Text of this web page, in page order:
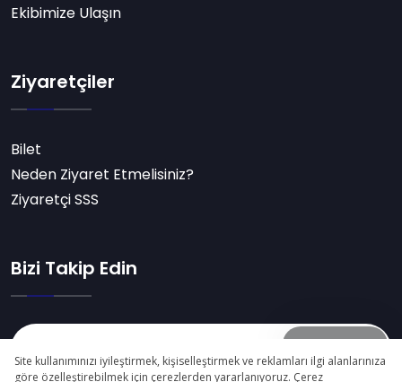
Ekibimize Ulaşın
Ziyaretçiler
Bilet
Neden Ziyaret Etmelisiniz?
Ziyaretçi SSS
Bizi Takip Edin